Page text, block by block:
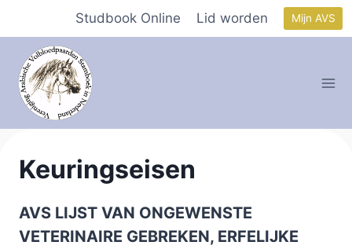
inhoud
Studbook Online Lid worden Mijn AVS
Keuringseisen
AVS LIJST VAN ONGEWENSTE
VETERINAIRE GEBREKEN, ERFELIJKE